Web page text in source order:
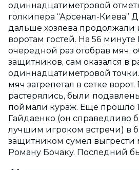
одиннадцатиметровой
голкипера “Арсенал-Киева”
дальше хозяева продолжали
воротам гостей. На 56 минуте
очередной раз отобрав мяч,
защитников, сам оказался в
одиннадцатиметровой
мяч затрепетал в сетке
растерялись, были
поймали кураж. Ещё прошло
Гайдаенко (он справедливо
лучшим игроком встречи) в
защитником сумел выгрести
Роману Бочаку. Последний